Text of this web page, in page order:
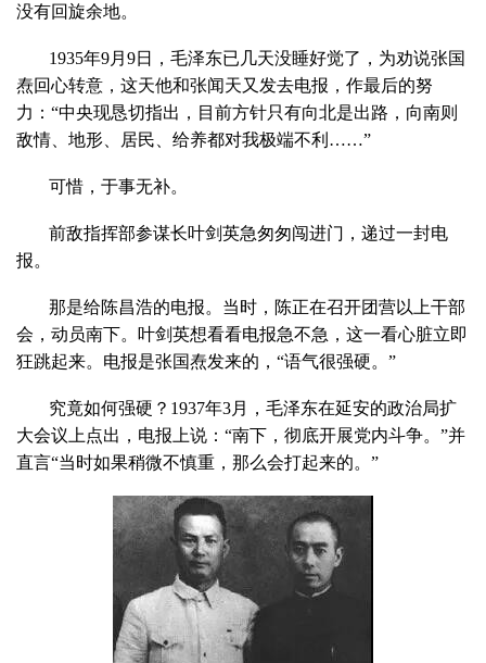
没有回旋余地。
1935年9月9日，毛泽东已几天没睡好觉了，为劝说张国
焘回心转意，这天他和张闻天又发去电报，作最后的努
力：“中央现恳切指出，目前方针只有向北是出路，向南则
敌情、地形、居民、给养都对我极端不利……”
可惜，于事无补。
前敌指挥部参谋长叶剑英急匆匆闯进门，递过一封电
报。
那是给陈昌浩的电报。当时，陈正在召开团营以上干部
会，动员南下。叶剑英想看看电报急不急，这一看心脏立即
狂跳起来。电报是张国焘发来的，“语气很强硬。”
究竟如何强硬？1937年3月，毛泽东在延安的政治局扩
大会议上点出，电报上说：“南下，彻底开展党内斗争。”并
直言“当时如果稍微不慎重，那么会打起来的。”